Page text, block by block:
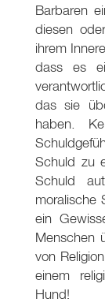
Barbaren
diesen
ihrem
dass es
das sie
haben.
Schuld zu
Schuld
moralische
ein
Menschen
von
einem
Hund!